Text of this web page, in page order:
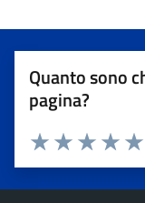
Quanto sono
pagina?
Valuta
Valuta 3
Valuta 2 stelle
Valuta 1 stelle su